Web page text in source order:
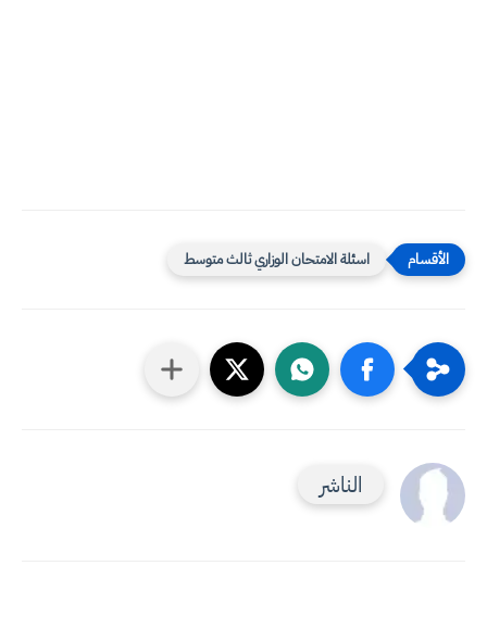
اسئلة الامتحان الوزاري ثالث متوسط
الناشر